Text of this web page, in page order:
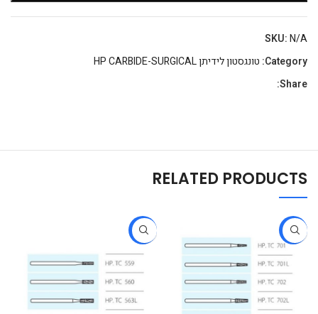
SKU:N/A
Category: טונגסטון לידיתן HP CARBIDE-SURGICAL
Share:
RELATED PRODUCTS
-27%
-27%